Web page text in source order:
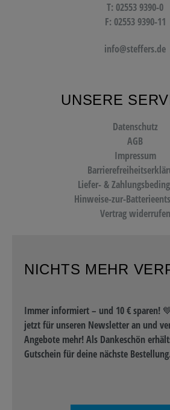
T: 02553 9390-0
F: 02553 9390-11
info@steffers.de
UNSERE
Datenschutz
AGB
Impressum
Liefer- &
Hinweise-zur-
Vertrag widerrufen
NICHTS MEHR
Immer informiert – und 10 € sparen!
jetzt für unseren Newsletter an und
Angebote mehr! Als Dankeschön
Gutschein für deine nächste